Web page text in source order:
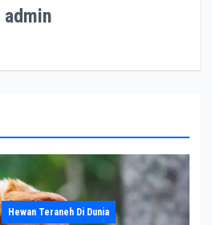
admin
Hewan Teraneh Di Dunia